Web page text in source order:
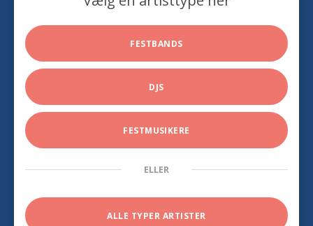
FESTBANDS
DJS
FESTMUSIKERE
ELLER
ALLE TYPER ARTISTER